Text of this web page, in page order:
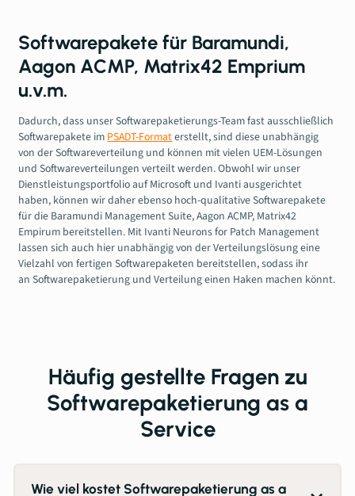
Softwarepakete für Baramundi,
Aagon ACMP, Matrix42 Emprium
u.v.m.
Dadurch, dass unser Softwarepaketierungs-Team fast ausschließlich
Softwarepakete im PSADT-Formaterstellt, sind diese unabhängig
von der Softwareverteilung und können mit vielen UEM-Lösungen
und Softwareverteilungen verteilt werden. Obwohl wir unser
Dienstleistungsportfolio auf Microsoft und Ivanti ausgerichtet
haben, können wir daher ebenso hoch-qualitative Softwarepakete
für die Baramundi Management Suite, Aagon ACMP, Matrix42
Empirum bereitstellen. Mit Ivanti Neurons for Patch Management
lassen sich auch hier unabhängig von der Verteilungslösung eine
Vielzahl von fertigen Softwarepaketen bereitstellen, sodass ihr
an Softwarepaketierung und Verteilung einen Haken machen könnt.
Häufig gestellte Fragen zu
Softwarepaketierung as a
Service
Wie viel kostet Softwarepaketierung as a